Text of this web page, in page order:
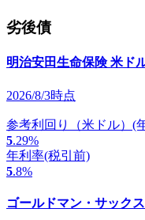
劣後債
明治安⽥⽣命保険 米ド
2026/8/3時点
参考利回り（米ドル） (
5.29%
年利率(税引前)
5.8%
ゴールドマン・サック